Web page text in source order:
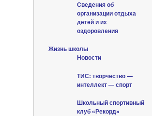
Сведения об
организации отдыха
детей и их
оздоровления
Жизнь школы
Новости
ТИС: творчество —
интеллект — спорт
Школьный спортивный
клуб «Рекорд»